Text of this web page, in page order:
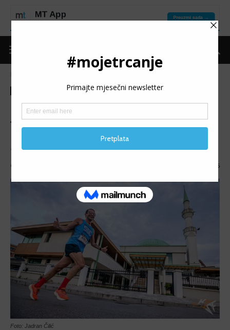
Izdvojeno MT reflektor
MT REFLEKTOR: Elvedin
Tunović
MT REFLEKTOR (29): Predstavljamo Elvedina Tunovića.
Objavio 1825
Foto: Jadran Čilić